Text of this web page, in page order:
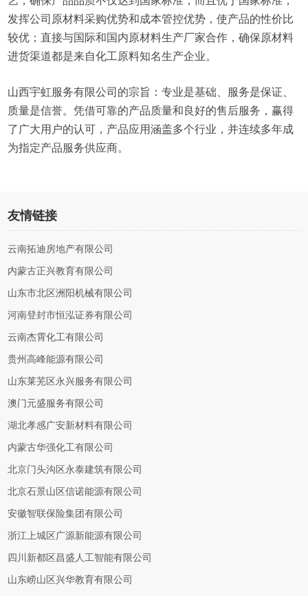
发挥公司原材料采购优势和成本管控优势，使产品的性价比
较优；直接与国际和国内原材料生产厂家合作，确保原材料
进货渠道都是来自化工原料知名生产企业。
山西宇虹服务有限公司的宗旨：专业是基础、服务是保证、
质量是信誉。凭借可靠的产品质量和良好的售后服务，赢得
了广大用户的认可，产品应用涵盖多个行业，并连续多年成
为指定产品服务供应商。
友情链接
云南拓迪房地产有限公司
内蒙古正兴教育有限公司
山东市北区洲阳机械有限公司
河南登封市恒泓证券有限公司
云南杰霄化工有限公司
贵州高峰能源有限公司
山东莱芜区永兴服务有限公司
澳门元盛服务有限公司
湖北孝感广安新材料有限公司
内蒙古华强化工有限公司
北京门头沟区永泰建筑有限公司
北京石景山区信诺能源有限公司
安徽智联保险集团有限公司
浙江上城区广源新能源有限公司
四川新都区昌盛人工智能有限公司
山东崂山区兴华教育有限公司